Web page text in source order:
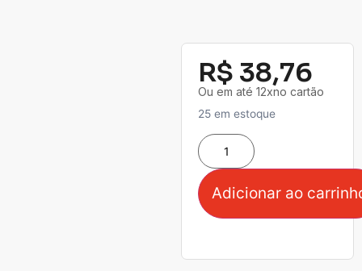
R$ 38,76
Ou em até 12xno cartão
25 em estoque
Adicionar ao